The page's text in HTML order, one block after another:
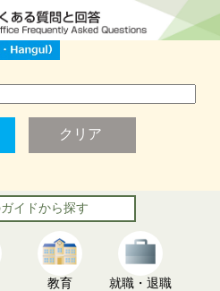
イドから探す
教育 就職・退職